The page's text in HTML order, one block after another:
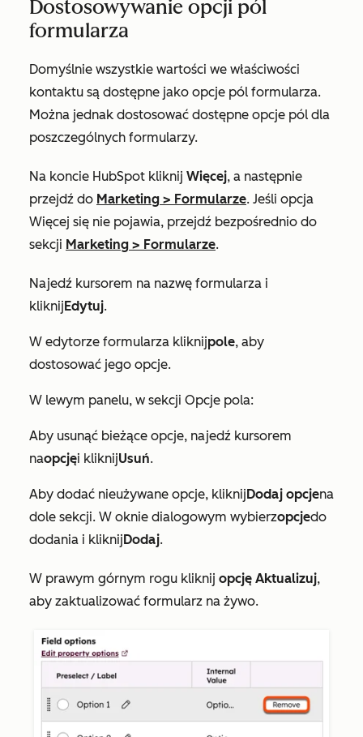
Dostosowywanie opcji pól
formularza
Domyślnie wszystkie wartości we właściwości
kontaktu są dostępne jako opcje pól formularza.
Można jednak dostosować dostępne opcje pól dla
poszczególnych formularzy.
Na koncie HubSpot kliknij Więcej, a następnie
przejdź do Marketing > Formularze. Jeśli opcja
Więcej się nie pojawia, przejdź bezpośrednio do
sekcji Marketing > Formularze.
Najedź kursorem na nazwę formularza i
kliknijEdytuj.
W edytorze formularza kliknijpole, aby
dostosować jego opcje.
W lewym panelu, w sekcji Opcje pola:
Aby usunąć bieżące opcje, najedź kursorem
naopcjęi kliknijUsuń.
Aby dodać nieużywane opcje, kliknijDodaj opcjena
dole sekcji. W oknie dialogowym wybierzopcjedo
dodania i kliknijDodaj.
W prawym górnym rogu kliknij opcję Aktualizuj,
aby zaktualizować formularz na żywo.